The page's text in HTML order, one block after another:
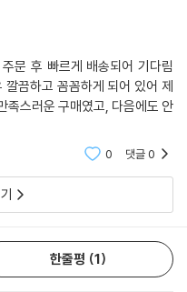
문 후 빠르게 배송되어 기다림
끔하고 꼼꼼하게 되어 있어 제
족스러운 구매였고, 다음에도 안
0 댓글0
한줄평 1